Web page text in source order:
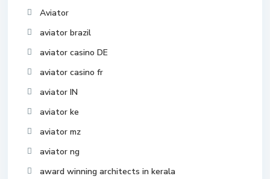
Aviator
aviator brazil
aviator casino DE
aviator casino fr
aviator IN
aviator ke
aviator mz
aviator ng
award winning architects in kerala